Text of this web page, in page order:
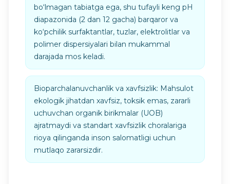
bo‘lmagan tabiatga ega, shu tufayli keng pH
diapazonida (2 dan 12 gacha) barqaror va
ko‘pchilik surfaktantlar, tuzlar, elektrolitlar va
polimer dispersiyalari bilan mukammal
darajada mos keladi.
Bioparchalanuvchanlik va xavfsizlik: Mahsulot
ekologik jihatdan xavfsiz, toksik emas, zararli
uchuvchan organik birikmalar (UOB)
ajratmaydi va standart xavfsizlik choralariga
rioya qilinganda inson salomatligi uchun
mutlaqo zararsizdir.